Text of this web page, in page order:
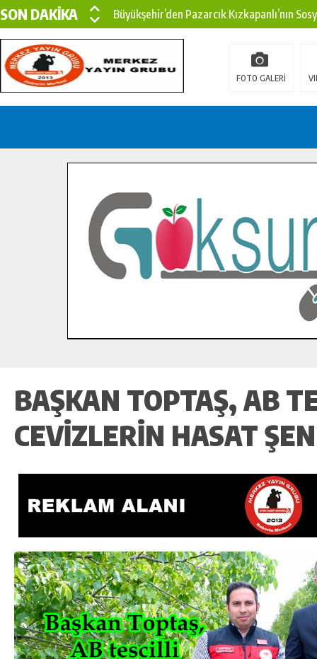
SON DAKİKA
Büyükşehir’den Pazarcık Kızkapanlı’nın
Büyükşehir’den Pazarcık Kırsalına Modern
Çin’den KSÜ’ye Uluslararası Başarı:
İlçe Jandarma Komutanı Karakaya’dan
Bertiz’in Yeni Köprüsünde Sona Doğru.
FOTO GALERİ
BAŞKAN TOPTAŞ, AB
CEVIZLERIN HASAT